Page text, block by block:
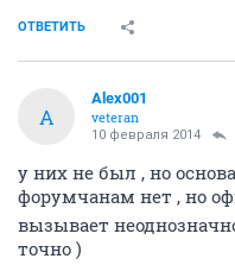
ОТВЕТИТЬ
A
Alex001
veteran
10 февраля 2014
у них не был , но
форумчанам нет , но
вызывает
точно )